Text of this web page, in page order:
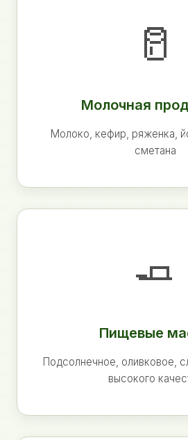
🥛
Молочная
Молоко, кефир, ряженка,
сметана
🧈
Пищевые
Подсолнечное, оливковое,
высокого